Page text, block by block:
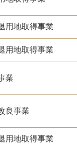
用地取得事業
用地取得事業
業
良事業
用地取得事業